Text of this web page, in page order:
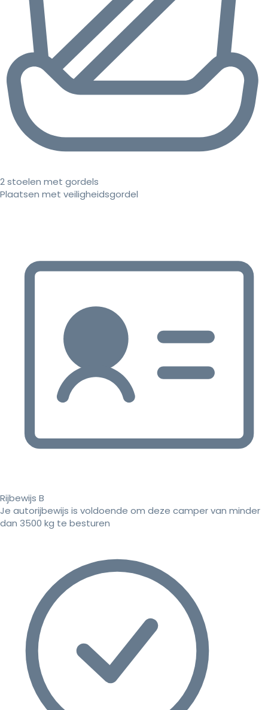
2 stoelen met gordels
Plaatsen met veiligheidsgordel
Rijbewijs B
Je autorijbewijs is voldoende om deze camper van minder
dan 3500 kg te besturen